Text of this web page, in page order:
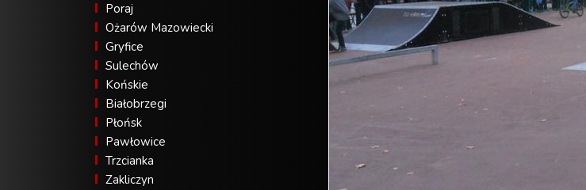
Poraj
Ożarów Mazowiecki
Gryfice
Sulechów
Końskie
Białobrzegi
Płońsk
Pawłowice
Trzcianka
Zakliczyn